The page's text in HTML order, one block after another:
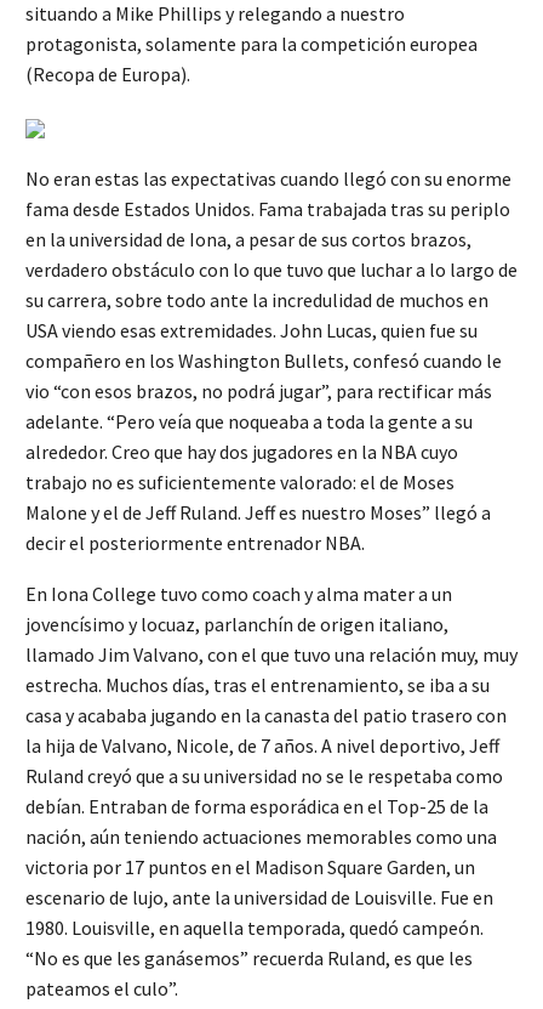
situando a Mike Phillips y relegando a nuestro
protagonista, solamente para la competición europea
(Recopa de Europa).
No eran estas las expectativas cuando llegó con su enorme
fama desde Estados Unidos. Fama trabajada tras su periplo
en la universidad de Iona, a pesar de sus cortos brazos,
verdadero obstáculo con lo que tuvo que luchar a lo largo de
su carrera, sobre todo ante la incredulidad de muchos en
USA viendo esas extremidades. John Lucas, quien fue su
compañero en los Washington Bullets, confesó cuando le
vio “con esos brazos, no podrá jugar”, para rectificar más
adelante. “Pero veía que noqueaba a toda la gente a su
alrededor. Creo que hay dos jugadores en la NBA cuyo
trabajo no es suficientemente valorado: el de Moses
Malone y el de Jeff Ruland. Jeff es nuestro Moses” llegó a
decir el posteriormente entrenador NBA.
En Iona College tuvo como coach y alma mater a un
jovencísimo y locuaz, parlanchín de origen italiano,
llamado Jim Valvano, con el que tuvo una relación muy, muy
estrecha. Muchos días, tras el entrenamiento, se iba a su
casa y acababa jugando en la canasta del patio trasero con
la hija de Valvano, Nicole, de 7 años. A nivel deportivo, Jeff
Ruland creyó que a su universidad no se le respetaba como
debían. Entraban de forma esporádica en el Top-25 de la
nación, aún teniendo actuaciones memorables como una
victoria por 17 puntos en el Madison Square Garden, un
escenario de lujo, ante la universidad de Louisville. Fue en
1980. Louisville, en aquella temporada, quedó campeón.
“No es que les ganásemos” recuerda Ruland, es que les
pateamos el culo”.